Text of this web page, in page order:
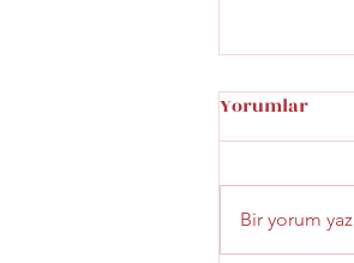
Yorumlar
Bir yorum